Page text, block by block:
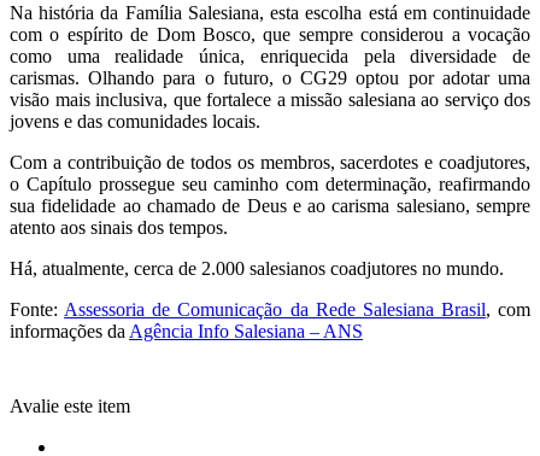
Na história da Família Salesiana, esta escolha está em continuidade
com o espírito de Dom Bosco, que sempre considerou a vocação
como uma realidade única, enriquecida pela diversidade de
carismas. Olhando para o futuro, o CG29 optou por adotar uma
visão mais inclusiva, que fortalece a missão salesiana ao serviço dos
jovens e das comunidades locais.
Com a contribuição de todos os membros, sacerdotes e coadjutores,
o Capítulo prossegue seu caminho com determinação, reafirmando
sua fidelidade ao chamado de Deus e ao carisma salesiano, sempre
atento aos sinais dos tempos.
Há, atualmente, cerca de 2.000 salesianos coadjutores no mundo.
Fonte: Assessoria de Comunicação da Rede Salesiana Brasil, com
informações da Agência Info Salesiana – ANS
Avalie este item